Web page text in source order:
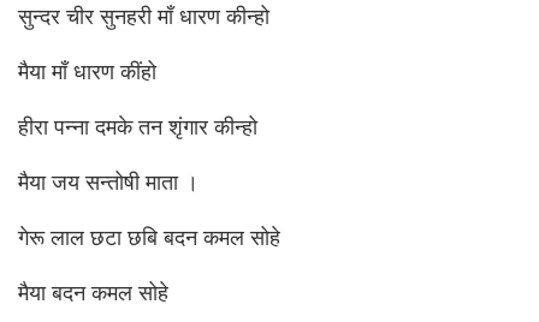
सुन्दर चीर सुनहरी माँ धारण कीन्हो
मैया माँ धारण कींहो
हीरा पन्ना दमके तन शृंगार कीन्हो
मैया जय सन्तोषी माता ।
गेरू लाल छटा छबि बदन कमल सोहे
मैया बदन कमल सोहे